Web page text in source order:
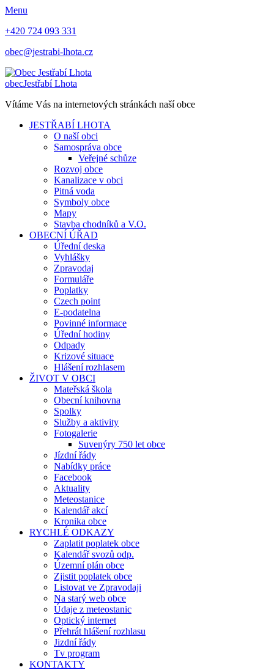
Menu
+420 724 093 331
obec@jestrabi-lhota.cz
obecJestřabí Lhota
Vítáme Vás na internetových stránkách naší obce
JESTŘABÍ LHOTA
O naší obci
Samospráva obce
Veřejné schůze
Rozvoj obce
Kanalizace v obci
Pitná voda
Symboly obce
Mapy
Stavba chodníků a V.O.
OBECNÍ ÚŘAD
Úřední deska
Vyhlášky
Zpravodaj
Formuláře
Poplatky
Czech point
E-podatelna
Povinné informace
Úřední hodiny
Odpady
Krizové situace
Hlášení rozhlasem
ŽIVOT V OBCI
Mateřská škola
Obecní knihovna
Spolky
Služby a aktivity
Fotogalerie
Suvenýry 750 let obce
Jízdní řády
Nabídky práce
Facebook
Aktuality
Meteostanice
Kalendář akcí
Kronika obce
RYCHLÉ ODKAZY
Zaplatit poplatek obce
Kalendář svozů odp.
Územní plán obce
Zjistit poplatek obce
Listovat ve Zpravodaji
Na starý web obce
Údaje z meteostanic
Optický internet
Přehrát hlášení rozhlasu
Jizdní řády
Tv program
KONTAKTY